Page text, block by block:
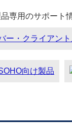
専用のサポート
ー・クライアン
向け製品